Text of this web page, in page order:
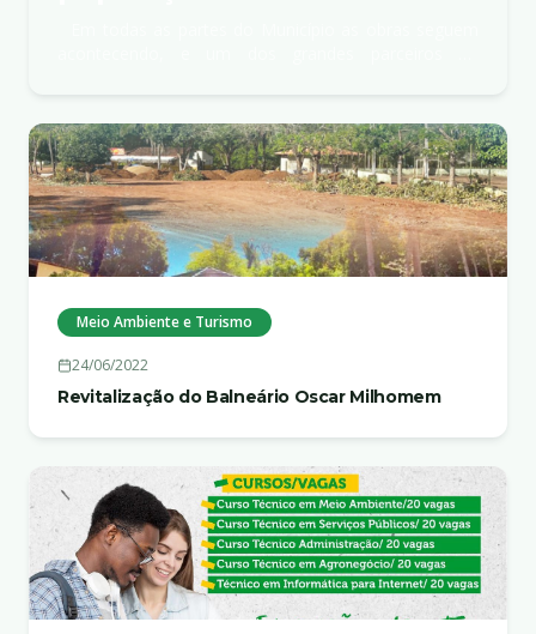
Meio Ambiente e Turismo
24/06/2022
Revitalização do Balneário Oscar Milhomem